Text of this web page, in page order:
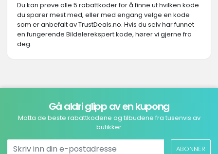
Du kan prøve alle 5 rabattkoder for å finne ut hvilken kode
du sparer mest med, eller med engang velge en kode
som er anbefalt av TrustDeals.no. Hvis du selv har funnet
en fungerende Bildelerekspert kode, hører vi gjerne fra
deg.
Gå aldri glipp av en kupong
Motta de beste rabattkodene og tilbudene fra tusenvis av
butikker
ABONNER